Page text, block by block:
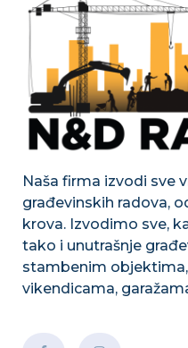
Naša firma izvodi sve
građevinskih radova,
krova. Izvodimo sve,
tako i unutrašnje
stambenim
vikendicama,